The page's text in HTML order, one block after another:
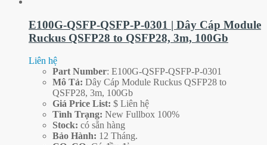
E100G-QSFP-QSFP-P-0301 | Dây Cáp Module
Ruckus QSFP28 to QSFP28, 3m, 100Gb
Liên hệ
Part Number: E100G-QSFP-QSFP-P-0301
Mô Tả: Dây Cáp Module Ruckus QSFP28 to
QSFP28, 3m, 100Gb
Giá Price List: $ Liên hệ
Tình Trạng: New Fullbox 100%
Stock: có sẵn hàng
Bảo Hành: 12 Tháng.